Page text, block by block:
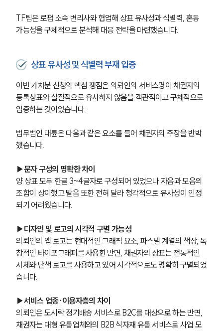
TF팀은 로펌 소속 변리사와 협업해 상표 유사성과 식별력, 혼동
가능성을 구체적으로 분석해 대응 전략을 마련했습니다.
상표 유사성 및 식별력 부재 입증
이번 가처분 신청의 핵심 쟁점은 의뢰인의 서비스명이 채권자의
등록상표와 실질적으로 유사하지 않음을 객관적이고 구체적으로
입증하는 것이었습니다.
법무법인 대륜은 다음과 같은 요소를 들어 채권자의 주장을 반박
했습니다.
▶문자 구성의 명확한 차이
양 상표 모두 한글 3~4글자로 구성되어 있었으나 자음과 모음의
조합이 상이했고 발음 또한 전혀 달라 청각적으로 유사성이 인정
되기 어려웠습니다.
▶디자인 및 로고의 시각적 구별 가능성
의뢰인의 앱 로고는 현대적인 그래픽 요소, 파스텔 계열의 색상, 독
창적인 타이포그래피를 사용한 반면, 채권자의 상표는 전통적인
서체와 단색 로고를 사용하고 있어 시각적으로도 명확히 구별되었
습니다.
▶서비스 업종·이용자층의 차이
의뢰인은 도시락 정기배송 서비스로 B2C를 대상으로 하는 반면,
채권자는 대형 유통업체와의 B2B 식자재 유통 서비스로 사업 모